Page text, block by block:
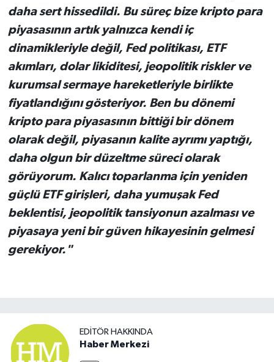
daha sert hissedildi. Bu süreç bize kripto para
piyasasının artık yalnızca kendi iç
dinamikleriyle değil, Fed politikası, ETF
akımları, dolar likiditesi, jeopolitik riskler ve
kurumsal sermaye hareketleriyle birlikte
fiyatlandığını gösteriyor. Ben bu dönemi
kripto para piyasasının bittiği bir dönem
olarak değil, piyasanın kalite ayrımı yaptığı,
daha olgun bir düzeltme süreci olarak
görüyorum. Kalıcı toparlanma için yeniden
güçlü ETF girişleri, daha yumuşak Fed
beklentisi, jeopolitik tansiyonun azalması ve
piyasaya yeni bir güven hikayesinin gelmesi
gerekiyor."
EDITÖR HAKKINDA
Haber Merkezi